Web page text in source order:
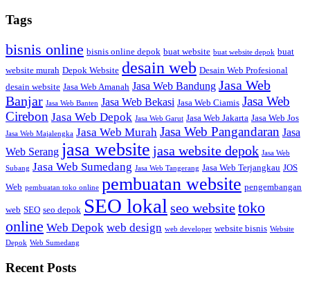
Tags
bisnis online bisnis online depok buat website buat website depok buat
website murah Depok Website desain web Desain Web Profesional
desain website Jasa Web Amanah Jasa Web Bandung Jasa Web
Banjar Jasa Web Banten Jasa Web Bekasi Jasa Web Ciamis Jasa Web
Cirebon Jasa Web Depok Jasa Web Garut Jasa Web Jakarta Jasa Web Jos
Jasa Web Majalengka Jasa Web Murah Jasa Web Pangandaran Jasa
Web Serang jasa website jasa website depok Jasa Web
Subang Jasa Web Sumedang Jasa Web Tangerang Jasa Web Terjangkau JOS
Web pembuatan toko online pembuatan website pengembangan
web SEO seo depok SEO lokal seo websitetoko
online Web Depok web design web developer website bisnis Website
Depok Web Sumedang
Recent Posts